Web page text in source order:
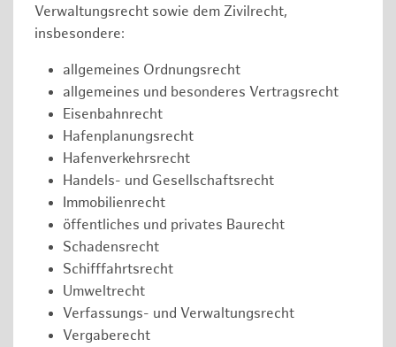
Verwaltungsrecht sowie dem Zivilrecht,
insbesondere:
allgemeines Ordnungsrecht
allgemeines und besonderes Vertragsrecht
Eisenbahnrecht
Hafenplanungsrecht
Hafenverkehrsrecht
Handels- und Gesellschaftsrecht
Immobilienrecht
öffentliches und privates Baurecht
Schadensrecht
Schifffahrtsrecht
Umweltrecht
Verfassungs- und Verwaltungsrecht
Vergaberecht